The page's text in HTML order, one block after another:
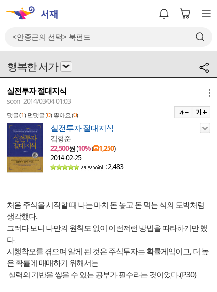
행복한 서가
실전투자 절대지식
soon 2014/03/04 01:03
댓글 (1) 먼댓글 (0) 좋아요 (0)
실전투자 절대지식
김형준
22,500원 (10%↓ 1,250)
2014-02-25
: 2,483
처음 주식을 시작할 때 나는 마치 돈 놓고 돈 먹는 식의 도박처럼
생각했다.
그러다 보니 나만의 원칙도 없이 이런저런 방법을 따라하기만 했
다.
시행착오를 겪으며 알게 된 것은 주식투자는 확률게임이고, 더 높
은 확률에 매매하기 위해서는
실력의 기반을 쌓을 수 있는 공부가 필수라는 것이었다.(P.30)